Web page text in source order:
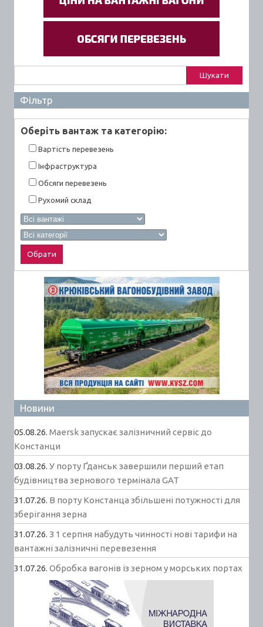
Фільтр
Оберiть вантаж та категорiю:
Вартiсть перевезень
Інфраструктура
Обсяги перевезень
Рухомий склад
Новини
05.08.26. Maersk запускає залізничний сервіс до
Констанци
03.08.26. У порту Ґданськ завершили перший етап
будівництва зернового термінала GAT
31.07.26. В порту Констанца збільшені потужності для
зберігання зерна
31.07.26. З 1 серпня набудуть чинності нові тарифи на
вантажні залізничні перевезення
31.07.26. Обробка вагонів із зерном у морських портах